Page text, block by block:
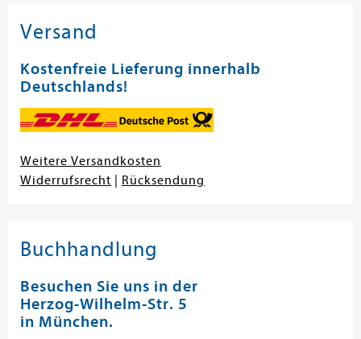
Versand
Kostenfreie Lieferung innerhalb
Deutschlands!
Weitere Versandkosten
Widerrufsrecht
Rücksendung
Buchhandlung
Besuchen Sie uns in der
Herzog-Wilhelm-Str. 5
in München.